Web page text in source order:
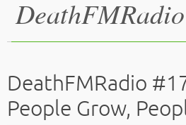
DeathFMRadio
DeathFMRadio
People Grow,